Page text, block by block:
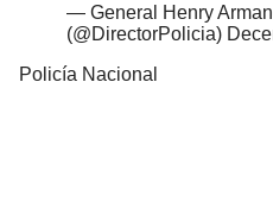
— General Henry
(@DirectorPolicia)
Policía Nacional